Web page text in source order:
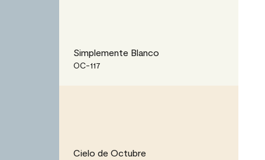
Simplemente Blanco
OC-117
Cielo de Octubre